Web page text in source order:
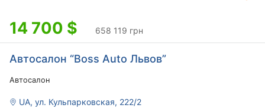
14 700 $ 658 119 грн
Автосалон “Boss Auto Львов”
Автосалон
UA, ул. Кульпарковская, 222/2